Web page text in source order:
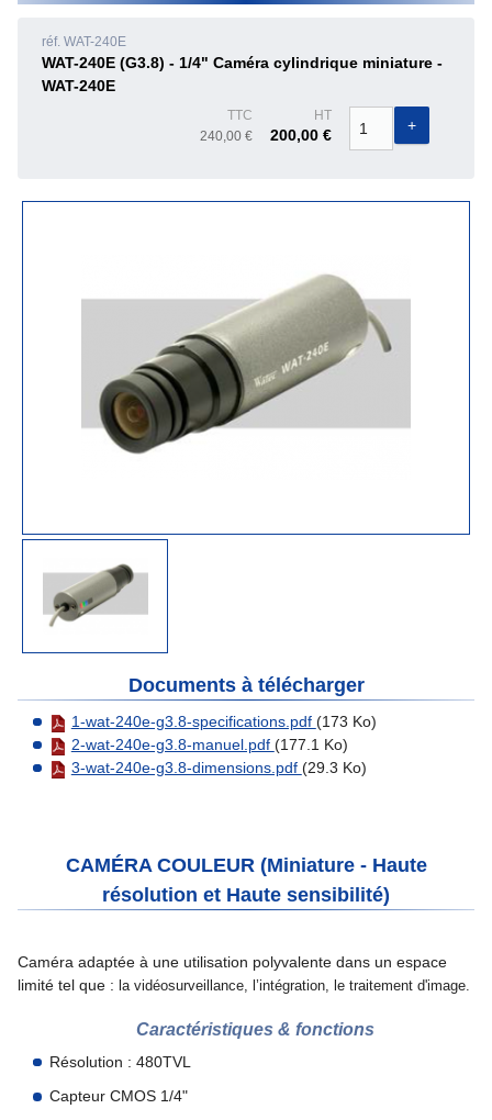
réf. WAT-240E
WAT-240E (G3.8) - 1/4" Caméra cylindrique miniature -
WAT-240E
TTC
240,00 €
HT
200,00 €
Documents à télécharger
1-wat-240e-g3.8-specifications.pdf (173 Ko)
2-wat-240e-g3.8-manuel.pdf (177.1 Ko)
3-wat-240e-g3.8-dimensions.pdf (29.3 Ko)
CAMÉRA COULEUR (Miniature - Haute
résolution et Haute sensibilité)
Caméra adaptée à une utilisation polyvalente dans un espace
limité tel que : la vidéosurveillance, l’intégration, le traitement d'image.
Caractéristiques & fonctions
Résolution : 480TVL
Capteur CMOS 1/4"